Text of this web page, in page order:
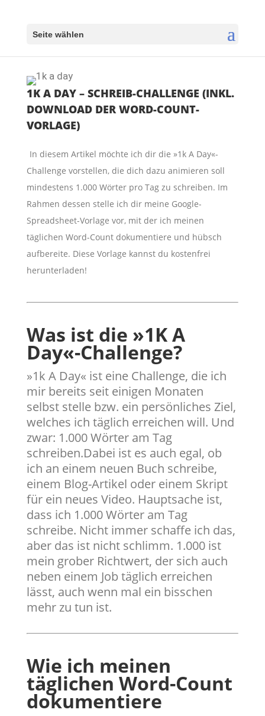
Seite wählen
1K A DAY – SCHREIB-CHALLENGE (INKL.
DOWNLOAD DER WORD-COUNT-
VORLAGE)
In diesem Artikel möchte ich dir die »1k A Day«-
Challenge vorstellen, die dich dazu animieren soll
mindestens 1.000 Wörter pro Tag zu schreiben. Im
Rahmen dessen stelle ich dir meine Google-
Spreadsheet-Vorlage vor, mit der ich meinen
täglichen Word-Count dokumentiere und hübsch
aufbereite. Diese Vorlage kannst du kostenfrei
herunterladen!
Was ist die »1K A
Day«-Challenge?
​»1k A Day« ist eine Challenge, die ich
mir bereits seit einigen Monaten
selbst stelle bzw. ein persönliches Ziel,
welches ich täglich erreichen will. Und
zwar: 1.000 Wörter am Tag
schreiben.Dabei ist es auch egal, ob
ich an einem neuen Buch schreibe,
einem Blog-Artikel oder einem Skript
für ein neues Video. Hauptsache ist,
dass ich 1.000 Wörter am Tag
schreibe. Nicht immer schaffe ich das,
aber das ist nicht schlimm. 1.000 ist
mein grober Richtwert, der sich auch
neben einem Job täglich erreichen
lässt, auch wenn mal ein bisschen
mehr zu tun ist.
Wie ich meinen
täglichen Word-Count
dokumentiere